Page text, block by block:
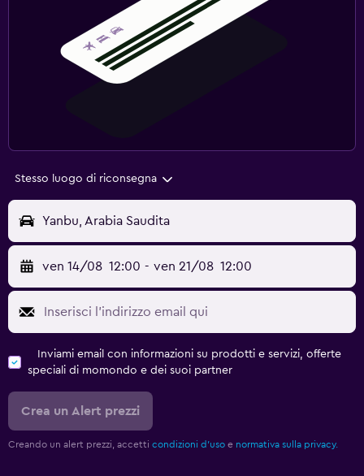
Stesso luogo di riconsegna
Yanbu, Arabia Saudita
ven 14/08 12:00 - ven 21/08 12:00
Inviami email con informazioni su prodotti e servizi, offerte
speciali di momondo e dei suoi partner
Crea un Alert prezzi
Creando un alert prezzi, accetti condizioni d'uso e normativa sulla privacy.